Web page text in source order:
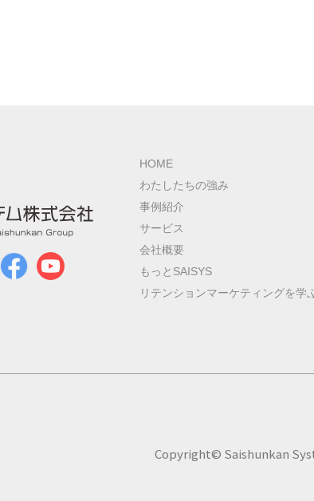
HOME
わたしたちの強み
事例紹介
サービス
会社概要
もっとSAISYS
リテンションマーケティングを学
Copyright© Saishunkan